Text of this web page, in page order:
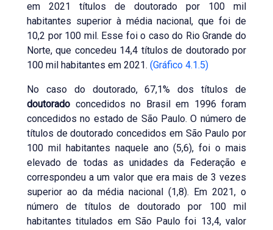
em 2021 títulos de doutorado por 100 mil
habitantes superior à média nacional, que foi de
10,2 por 100 mil. Esse foi o caso do Rio Grande do
Norte, que concedeu 14,4 títulos de doutorado por
100 mil habitantes em 2021. (Gráfico 4.1.5)
No caso do doutorado, 67,1% dos títulos de
doutorado concedidos no Brasil em 1996 foram
concedidos no estado de São Paulo. O número de
títulos de doutorado concedidos em São Paulo por
100 mil habitantes naquele ano (5,6), foi o mais
elevado de todas as unidades da Federação e
correspondeu a um valor que era mais de 3 vezes
superior ao da média nacional (1,8). Em 2021, o
número de títulos de doutorado por 100 mil
habitantes titulados em São Paulo foi 13,4, valor